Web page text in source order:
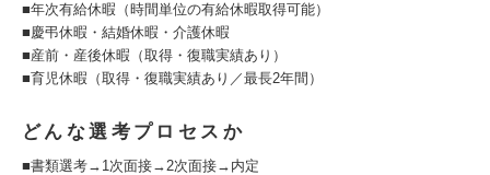
■年次有給休暇（時間単位の有給休暇取得可能）
■慶弔休暇・結婚休暇・介護休暇
■産前・産後休暇（取得・復職実績あり）
■育児休暇（取得・復職実績あり／最長2年間）
どんな選考プロセスか
■書類選考→1次面接→2次面接→内定